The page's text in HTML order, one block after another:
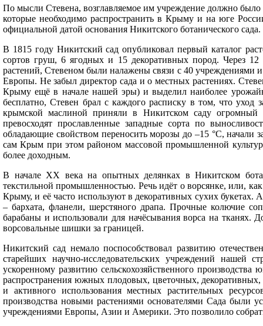
По мысли Стевена, возглавляемое им учреждение должно
которые необходимо распространить в Крыму и на юге
официальной датой основания Никитского ботанического сада.
В 1815 году Никитский сад опубликовал первый каталог
сортов груш, 6 ягодных и 15 декоративных пород. Через 12
растений, Стевеном были налажены связи с 40
Европы. Не забыл директор сада и о местных растениях.
Крыму ещё в начале нашей эры) и выделил наиболее
бесплатно, Стевен брал с каждого расписку в том, что уход
крымской маслиной приняли в Никитском саду
превосходят прославленные западные сорта по
обладающие свойством переносить морозы до –15 °C, начали
сам Крым при этом районом массовой промышленной
более доходным.
В начале ХХ века на опытных делянках в Никитском
текстильной промышленностью. Речь идёт о ворсянке, или,
Крыму, и её часто используют в декоративных сухих
– бархата, фланели, шерстяного драпа. Прочные колючие
барабаны и использовали для начёсывания ворса на тканях.
ворсовальные шишки за границей.
Никитский сад немало поспособствовал развитию
старейших научно-исследовательских учреждений нашей
ускоренному развитию сельскохозяйственного
распространения южных плодовых, цветочных,
и активного использования местных растительных
производства новыми растениями основателями Сада были
учреждениями Европы, Азии и Америки. Это позволило